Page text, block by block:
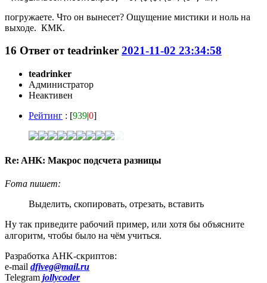
погружаете. Что он вынесет? Ощущение мистики и ноль на
выходе. КМК.
16 Ответ отteadrinker 2021-11-02 23:34:58
teadrinker
Администратор
Неактивен
Рейтинг : [939|0]
Re: AHK: Макрос подсчета разницы
Foma пишет:
Выделить, скопировать, отрезать, вставить
Ну так приведите рабочий пример, или хотя бы объясните
алгоритм, чтобы было на чём учиться.
Разработка AHK-скриптов:
e-mail dfiveg@mail.ru
Telegram jollycoder